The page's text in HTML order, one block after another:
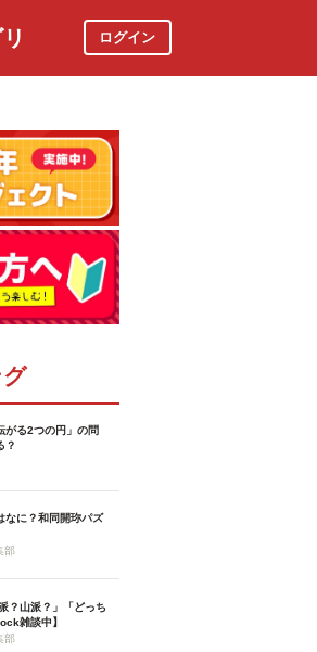
ログイン
がる2つの円」の問
？
なに？和同開珎パズ
部
？山派？」「どっち
雑談中】
部